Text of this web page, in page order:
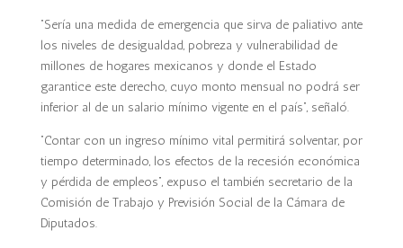
“Sería una medida de emergencia que sirva de paliativo ante
los niveles de desigualdad, pobreza y vulnerabilidad de
millones de hogares mexicanos y donde el Estado
garantice este derecho, cuyo monto mensual no podrá ser
inferior al de un salario mínimo vigente en el país”, señaló.
“Contar con un ingreso mínimo vital permitirá solventar, por
tiempo determinado, los efectos de la recesión económica
y pérdida de empleos”, expuso el también secretario de la
Comisión de Trabajo y Previsión Social de la Cámara de
Diputados.